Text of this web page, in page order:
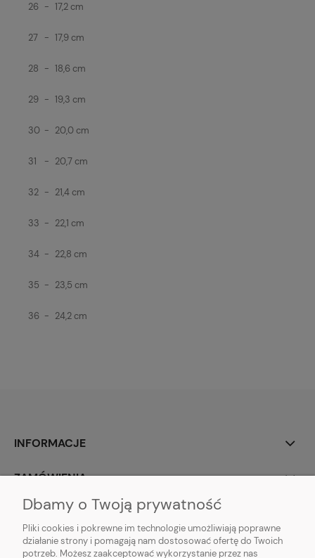
26 - 17,2 cm
27 - 17,9 cm
28 - 18,6 cm
29 - 19,3 cm
30 - 20,0 cm
31 - 20,7 cm
32 - 21,4 cm
33 - 22,1 cm
34 - 22,8 cm
35 - 23,5 cm
36 - 24,2 cm
INFORMACJE
ZAMÓWIENIA
TWOJE KONTO
Dbamy o Twoją prywatność
Pliki cookies i pokrewne im technologie umożliwiają poprawne
działanie strony i pomagają nam dostosować ofertę do Twoich
potrzeb. Możesz zaakceptować wykorzystanie przez nas